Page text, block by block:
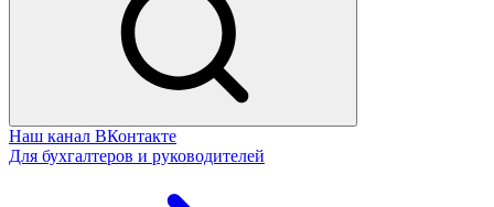
Наш канал ВКонтакте
Для бухгалтеров и руководителей